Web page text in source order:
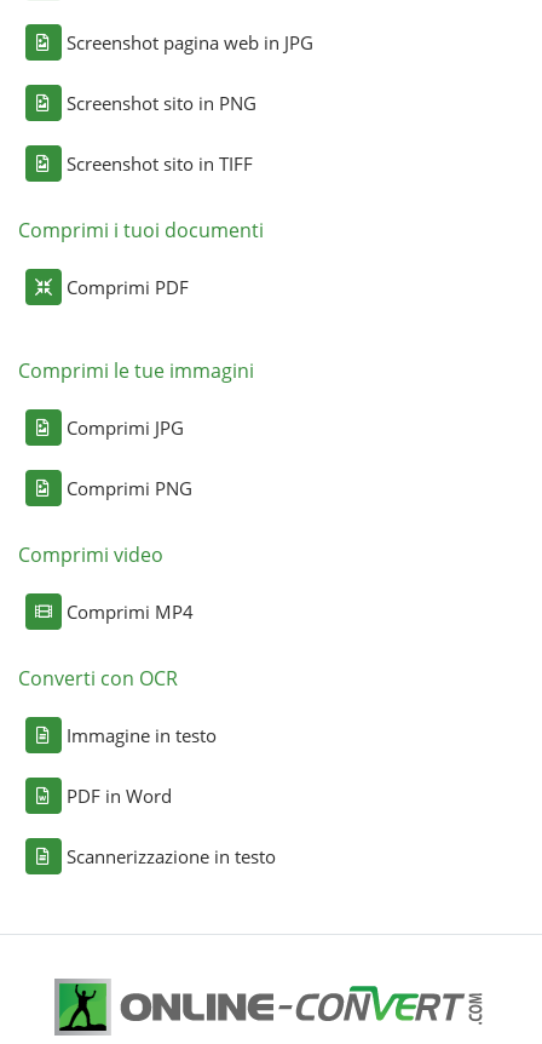
Screenshot pagina web in JPG
Screenshot sito in PNG
Screenshot sito in TIFF
Comprimi i tuoi documenti
Comprimi PDF
Comprimi le tue immagini
Comprimi JPG
Comprimi PNG
Comprimi video
Comprimi MP4
Converti con OCR
Immagine in testo
PDF in Word
Scannerizzazione in testo